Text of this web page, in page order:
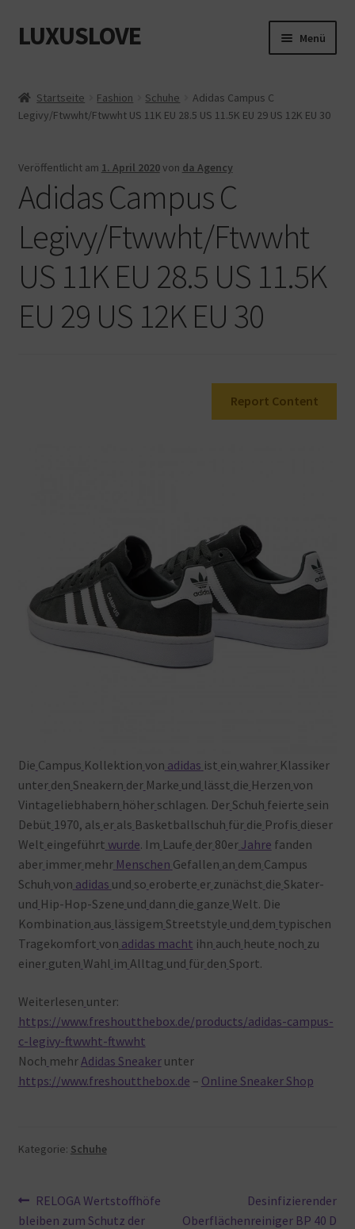
Zur
Navigation
Zum
Inhalt
LUXUSLOVE Menü
Cookie-Richtlinie (EU)
Datenschutz
Impressum
Kasse
Mein Konto
Shop
Startseite Fashion Schuhe
Adidas Campus C
Legivy/Ftwwht/Ftwwht US 11K EU 28.5 US 11.5K EU 29 US 12K EU 30
Veröffentlicht am 1. April 2020von da Agency
Adidas Campus C
Legivy/Ftwwht/Ftwwht
US 11K EU 28.5 US 11.5K
EU 29 US 12K EU 30
Report Content
Die Campus Kollektion von adidas ist ein wahrer Klassiker
unter den Sneakern der Marke und lässt die Herzen von
Vintageliebhabern höher schlagen. Der Schuh feierte sein
Debüt 1970, als er als Basketballschuh für die Profis dieser
Welt eingeführt wurde. Im Laufe der 80erJahre fanden
aber immer mehr Menschen Gefallen an dem Campus
Schuh von adidas und so eroberte er zunächst die Skater-
und Hip-Hop-Szene und dann die ganze Welt. Die
Kombination aus lässigem Streetstyle und dem typischen
Tragekomfort von adidas macht ihn auch heute noch zu
einer guten Wahl im Alltag und für den Sport.
Weiterlesen unter:
https://www.freshoutthebox.de/products/adidas-campus-
c-legivy-ftwwht-ftwwht
Noch mehrAdidas Sneakerunter
https://www.freshoutthebox.de – Online Sneaker Shop
Kategorie: Schuhe
Beitragsnavigation
Vorheriger
Beitrag:
RELOGA Wertstoffhöfe
bleiben zum Schutz der
Nächster
Beitrag:
Desinfizierender
Oberflächenreiniger BP 40 D